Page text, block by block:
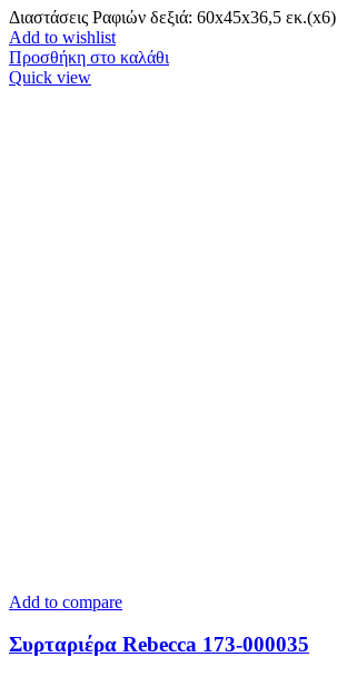
Διαστάσεις Ραφιών δεξιά: 60x45x36,5 εκ.(x6)
Add to wishlist
Προσθήκη στο καλάθι
Quick view
Add to compare
Συρταριέρα Rebecca 173-000035